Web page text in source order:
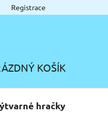
Registrace
KOŠÍK
hračky